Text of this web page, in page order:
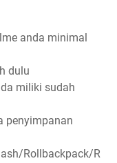
anda minimal
dulu
miliki sudah
penyimpanan
Rollbackpack/R